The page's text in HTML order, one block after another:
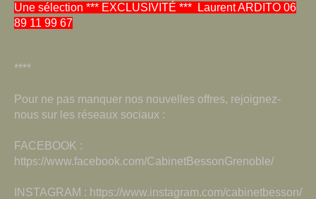
Une sélection *** EXCLUSIVITÉ *** Laurent ARDITO 06
89 11 99 67
****
Pour ne pas manquer nos nouvelles offres, rejoignez-
nous sur les réseaux sociaux :
FACEBOOK :
https://www.facebook.com/CabinetBessonGrenoble/
INSTAGRAM : https://www.instagram.com/cabinetbesson/